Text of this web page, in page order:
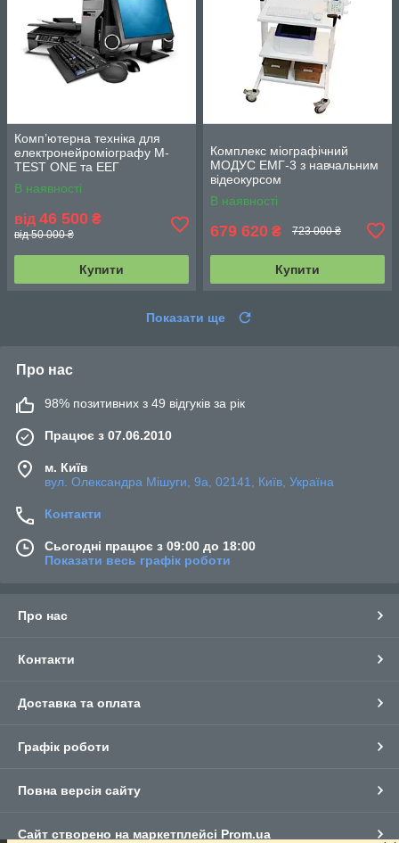
Комп’ютерна техніка для
електронейроміографу M-
TEST ONE та ЕЕГ
BRAINTEST
В наявності
від 46 500 ₴
від 50 000 ₴
Купити
Комплекс міографічний
МОДУС ЕМГ-3 з навчальним
відеокурсом
В наявності
679 620 ₴ 723 000 ₴
Купити
Показати ще
Про нас
98% позитивних з 49 відгуків за рік
Працює з 07.06.2010
м. Київ
вул. Олександра Мішуги, 9а, 02141, Київ, Україна
Контакти
Сьогодні працює з 09:00 до 18:00
Показати весь графік роботи
Про нас
Контакти
Доставка та оплата
Графік роботи
Повна версія сайту
Сайт створено на маркетплейсі Prom.ua